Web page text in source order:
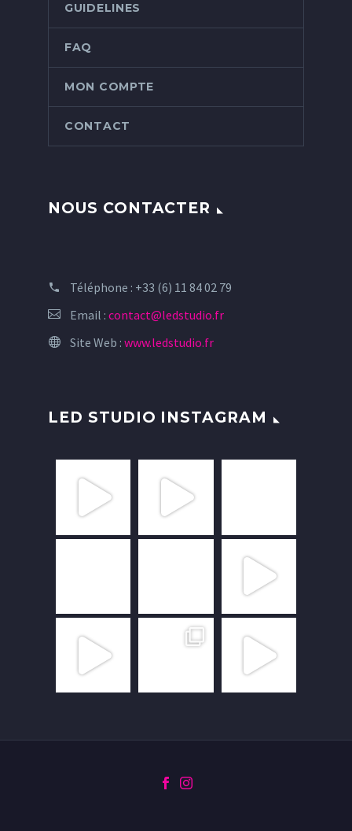
GUIDELINES
FAQ
MON COMPTE
CONTACT
NOUS CONTACTER
Téléphone : +33 (6) 11 84 02 79
Email : contact@ledstudio.fr
Site Web : www.ledstudio.fr
LED STUDIO INSTAGRAM